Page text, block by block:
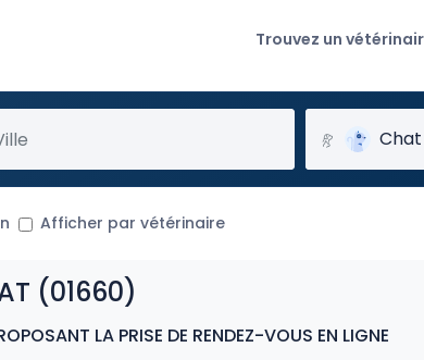
Trouvez un
Chat
Afficher par vétérinaire
(01660)
LA PRISE DE RENDEZ-VOUS EN LIGNE